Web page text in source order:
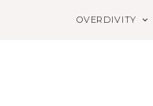
OVERDIVITY